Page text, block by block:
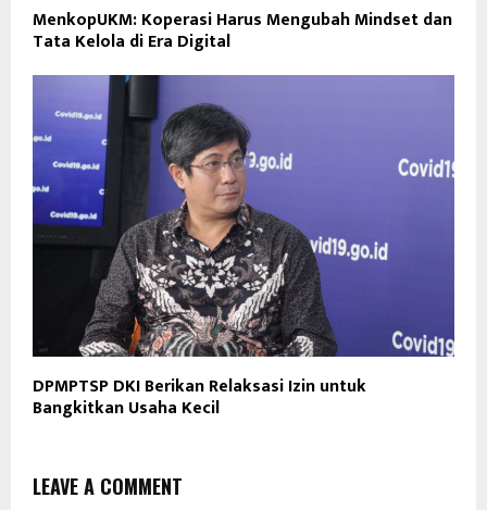
MenkopUKM: Koperasi Harus Mengubah Mindset dan
Tata Kelola di Era Digital
DPMPTSP DKI Berikan Relaksasi Izin untuk
Bangkitkan Usaha Kecil
LEAVE A COMMENT